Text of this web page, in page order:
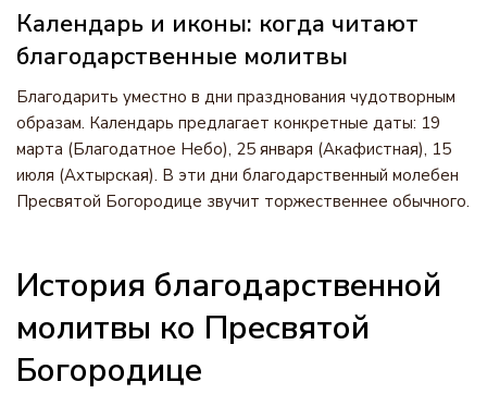
Календарь и иконы: когда читают
благодарственные молитвы
Благодарить уместно в дни празднования чудотворным
образам. Календарь предлагает конкретные даты: 19
марта (Благодатное Небо), 25 января (Акафистная), 15
июля (Ахтырская). В эти дни благодарственный молебен
Пресвятой Богородице звучит торжественнее обычного.
История благодарственной
молитвы ко Пресвятой
Богородице